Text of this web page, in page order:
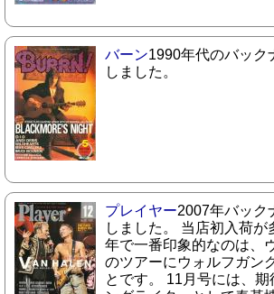
バーン1990年代のバック
しました。
プレイヤー2007年バック
しました。 当店初入荷が
年で一番印象的なのは、
のツアーにウォルフガン
とです。 11月号には、期